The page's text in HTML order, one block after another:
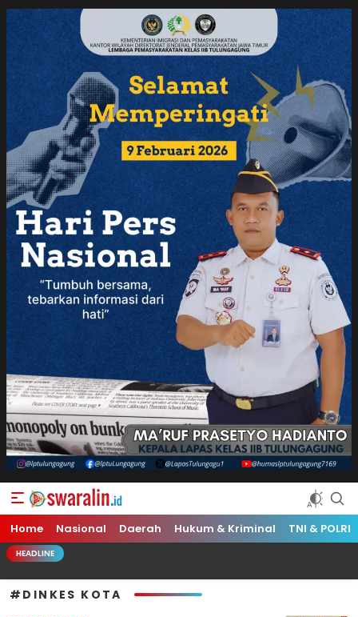
Swara Lin
Independent, Tajam & Profesional
Home Nasional Daerah Hukum & Kriminal TNI & POLRI
HEADLINE
#DINKES KOTA